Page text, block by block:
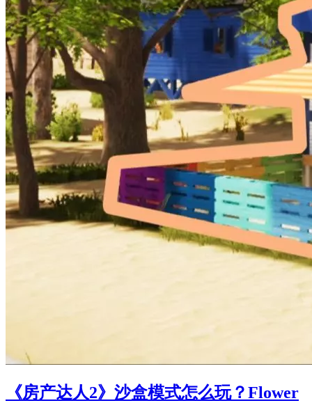
《房产达人2》沙盒模式怎么玩？Flower